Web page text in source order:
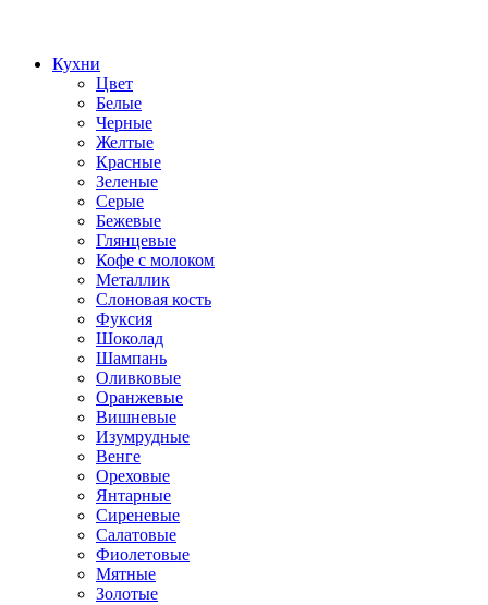
Кухни
Цвет
Белые
Черные
Желтые
Красные
Зеленые
Серые
Бежевые
Глянцевые
Кофе с молоком
Металлик
Слоновая кость
Фуксия
Шоколад
Шампань
Оливковые
Оранжевые
Вишневые
Изумрудные
Венге
Ореховые
Янтарные
Сиреневые
Салатовые
Фиолетовые
Мятные
Золотые